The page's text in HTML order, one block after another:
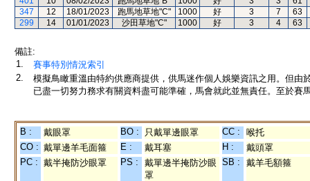
347
12 18/01/2023 跑馬地草地"C" 1000 好 3 7
63
299
14 01/01/2023 沙田草地"C" 1000 好 3 4 63
備註:
1.
賽事特別情況索引
2.
模擬鳥瞰重溫由特約供應商提供，供馬迷作個人娛樂資訊之用。但
已盡一切努力務求有關資料盡可能準確，馬會就此並無責任。至於賽
B : 戴眼罩 BO : 只戴單邊眼罩 CC :
喉托
CO : 戴單邊羊毛面箍 E : 戴耳塞 H :
戴頭罩
PC : 戴半掩防沙眼罩 PS :
戴單邊半掩防沙眼
罩
SB : 戴羊毛額箍